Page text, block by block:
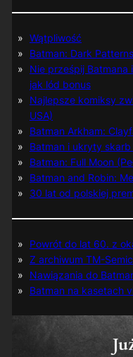
Wątpliwość
Batman: Dark
Nie prześpij Batmana
jak lód bonus
Najlepsze komiksy
USA)
Batman Arkham:
Batman i ukryty
Batman: Full Moon
Batman and Robin:
30 lat od polskiej
Powrót do lat 60. z
Z archiwum TM-Semic
Nawiązania do
Batman na kasetach